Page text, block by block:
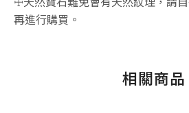
再進行購買。
相關商品